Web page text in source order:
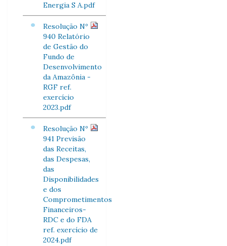
Energia S A.pdf
Resolução Nº
940 Relatório
de Gestão do
Fundo de
Desenvolvimento
da Amazônia -
RGF ref.
exercício
2023.pdf
Resolução Nº
941 Previsão
das Receitas,
das Despesas,
das
Disponibilidades
e dos
Comprometimentos
Financeiros-
RDC e do FDA
ref. exercício de
2024.pdf